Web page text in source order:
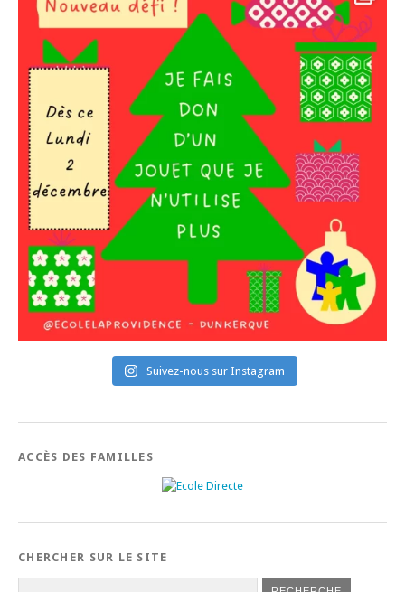
Suivez-nous sur Instagram
ACCÈS DES FAMILLES
CHERCHER SUR LE SITE